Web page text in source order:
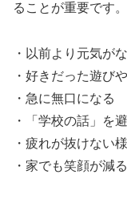
ることが重要です。
・以前より元気が
・好きだった遊び
・急に無口になる
・「学校の話」を
・疲れが抜けない
・家でも笑顔が減る